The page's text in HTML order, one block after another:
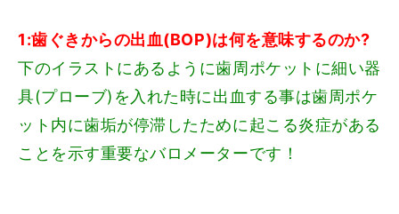
1:歯ぐきからの出血(BOP)は何を意味するのか?
下のイラストにあるように歯周ポケットに細い器
具(プローブ)を入れた時に出血する事は歯周ポケ
ット内に歯垢が停滞したために起こる炎症がある
ことを示す重要なバロメーターです！